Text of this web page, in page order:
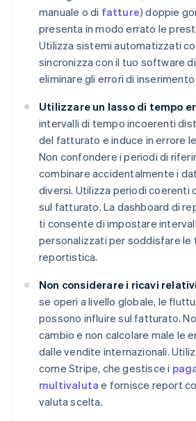
manuale o di fatture) doppie
presenta in modo errato le
Utilizza sistemi automatizzati
sincronizza con il tuo software
eliminare gli errori di inserimento
Utilizzare un lasso di tempo
intervalli di tempo incoerenti
del fatturato e induce in errore
Non confondere i periodi di
combinare accidentalmente i
diversi. Utilizza periodi coerenti
sul fatturato. La dashboard di
ti consente di impostare
personalizzati per soddisfare le
reportistica.
Non considerare i ricavi
se operi a livello globale, le
possono influire sul fatturato.
cambio e non calcolare male le
dalle vendite internazionali.
come Stripe, che gestisce i
multivaluta e fornisce report
valuta scelta.